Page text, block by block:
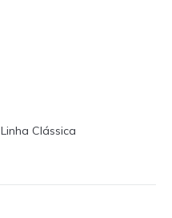
Linha Clássica